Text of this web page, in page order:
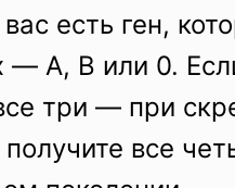
есть ген,
— A, B или 0.
три — при
все